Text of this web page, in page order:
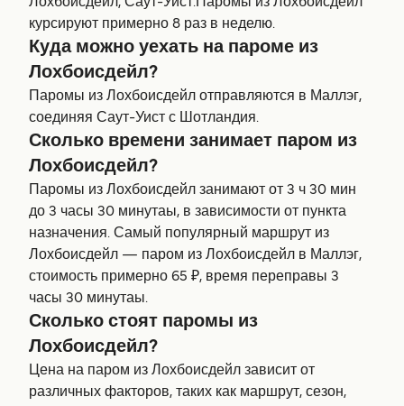
курсируют примерно 8 раз в неделю.
Куда можно уехать на пароме из
Лохбоисдейл?
Паромы из Лохбоисдейл отправляются в Маллэг,
соединяя Саут-Уист с Шотландия.
Сколько времени занимает паром из
Лохбоисдейл?
Паромы из Лохбоисдейл занимают от 3 ч 30 мин
до 3 часы 30 минутаы, в зависимости от пункта
назначения. Самый популярный маршрут из
Лохбоисдейл — паром из Лохбоисдейл в Маллэг,
стоимость примерно 65 ₽, время переправы 3
часы 30 минутаы.
Сколько стоят паромы из
Лохбоисдейл?
Цена на паром из Лохбоисдейл зависит от
различных факторов, таких как маршрут, сезон,